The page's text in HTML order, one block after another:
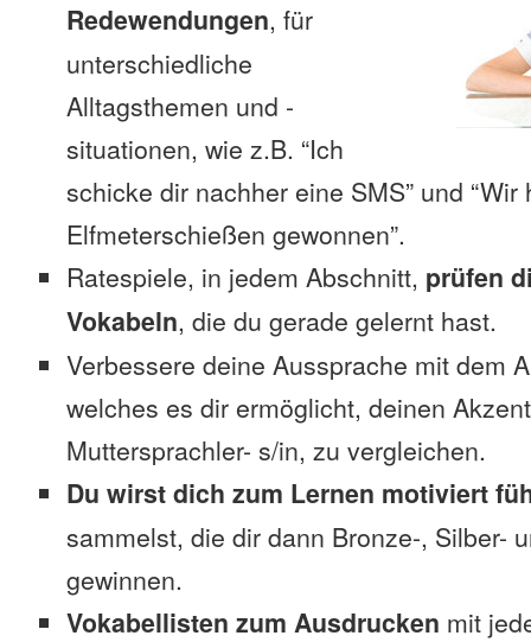
Redewendungen, für
unterschiedliche
Alltagsthemen und -
situationen, wie z.B. “Ich
schicke dir nachher eine SMS” und
Elfmeterschießen gewonnen”.
Ratespiele, in jedem Abschnitt, prüfen
Vokabeln, die du gerade gelernt hast.
Verbessere deine Aussprache mit dem
welches es dir ermöglicht, deinen
Muttersprachler- s/in, zu vergleichen.
Du wirst dich zum Lernen motiviert
sammelst, die dir dann Bronze-, Silber-
gewinnen.
Vokabellisten zum Ausdrucken mit